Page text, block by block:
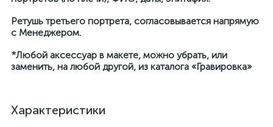
Ретушь третьего портрета, согласовывается напрямую
с Менеджером.
*Любой аксессуар в макете, можно убрать, или
заменить, на любой другой, из каталога «Гравировка»
Характеристики